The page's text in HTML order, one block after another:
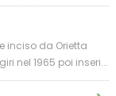
inciso da Orietta
nel 1965 poi inseri...